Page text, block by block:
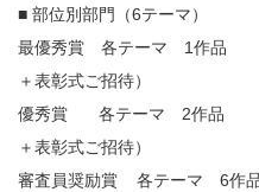
■ 部位別部門（6テーマ）
最優秀賞 各テーマ 1作品 （
＋表彰式ご招待）
優秀賞 各テーマ 2作品 （
＋表彰式ご招待）
審査員奨励賞 各テーマ 6作